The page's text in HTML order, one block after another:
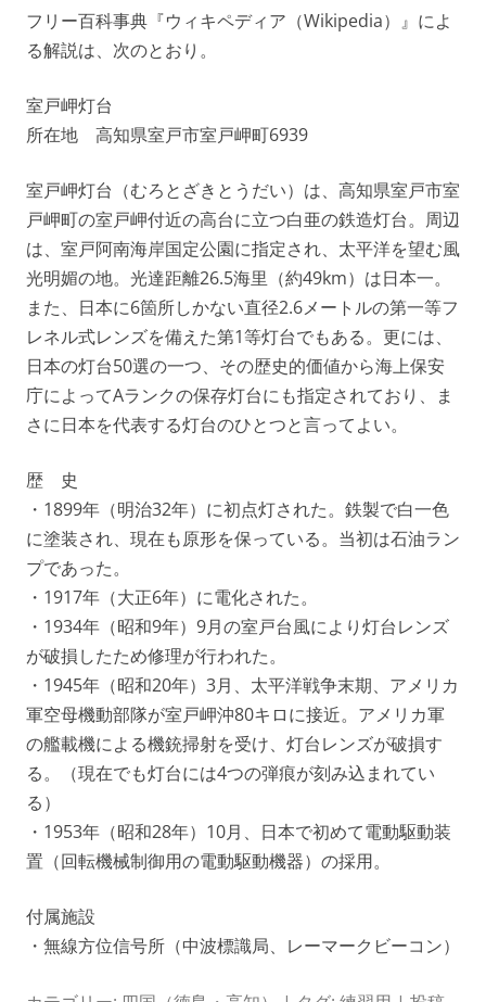
フリー百科事典『ウィキペディア（Wikipedia）』によ
る解説は、次のとおり。
室戸岬灯台
所在地 高知県室戸市室戸岬町6939
室戸岬灯台（むろとざきとうだい）は、高知県室戸市室
戸岬町の室戸岬付近の高台に立つ白亜の鉄造灯台。周辺
は、室戸阿南海岸国定公園に指定され、太平洋を望む風
光明媚の地。光達距離26.5海里（約49km）は日本一。
また、日本に6箇所しかない直径2.6メートルの第一等フ
レネル式レンズを備えた第1等灯台でもある。更には、
日本の灯台50選の一つ、その歴史的価値から海上保安
庁によってAランクの保存灯台にも指定されており、ま
さに日本を代表する灯台のひとつと言ってよい。
歴 史
・1899年（明治32年）に初点灯された。鉄製で白一色
に塗装され、現在も原形を保っている。当初は石油ラン
プであった。
・1917年（大正6年）に電化された。
・1934年（昭和9年）9月の室戸台風により灯台レンズ
が破損したため修理が行われた。
・1945年（昭和20年）3月、太平洋戦争末期、アメリカ
軍空母機動部隊が室戸岬沖80キロに接近。アメリカ軍
の艦載機による機銃掃射を受け、灯台レンズが破損す
る。（現在でも灯台には4つの弾痕が刻み込まれてい
る）
・1953年（昭和28年）10月、日本で初めて電動駆動装
置（回転機械制御用の電動駆動機器）の採用。
付属施設
・無線方位信号所（中波標識局、レーマークビーコン）